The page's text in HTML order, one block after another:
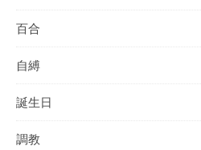
百合
自縛
誕生日
調教